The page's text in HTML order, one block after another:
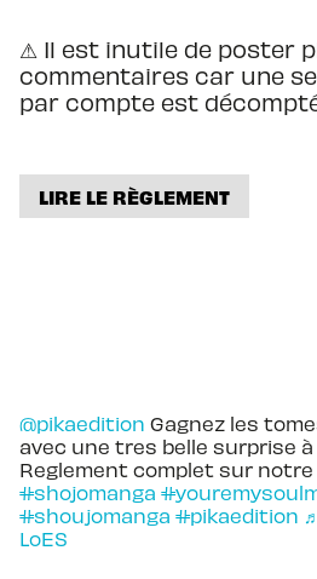
⚠ Il est inutile de poster
commentaires car une
par compte est
LIRE LE RÈGLEMENT
@pikaedition Gagnez les
avec une tres belle surprise à
Reglement complet sur
#shojomanga
#shoujomanga #pikaedition
LoES